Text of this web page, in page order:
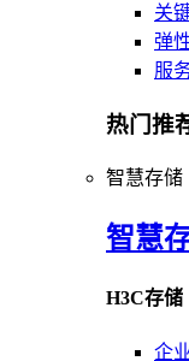
关
弹
服
热门推
智慧存储
智慧
H3C存储
企